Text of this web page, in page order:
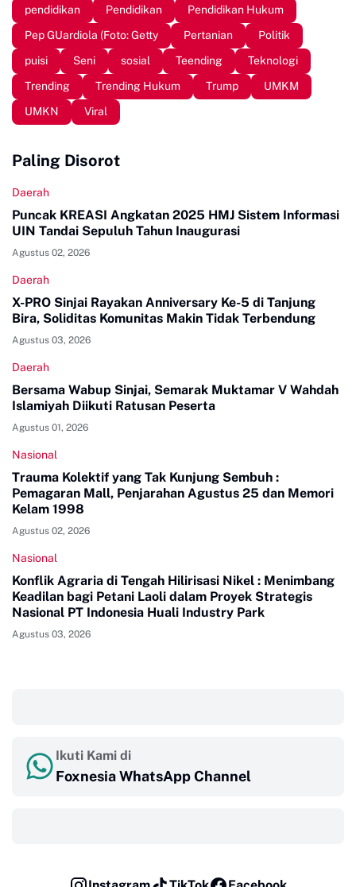
pendidikan
Pendidikan
Pendidikan Hukum
Pep GUardiola (Foto: Getty
Pertanian
Politik
puisi
Seni sosial Teending
Teknologi
Trending
Trending Hukum Trump
UMKM
UMKN
Viral
Paling Disorot
Daerah
Puncak KREASI Angkatan 2025 HMJ Sistem Informasi
UIN Tandai Sepuluh Tahun Inaugurasi
Agustus 02, 2026
Daerah
X-PRO Sinjai Rayakan Anniversary Ke-5 di Tanjung
Bira, Soliditas Komunitas Makin Tidak Terbendung
Agustus 03, 2026
Daerah
Bersama Wabup Sinjai, Semarak Muktamar V Wahdah
Islamiyah Diikuti Ratusan Peserta
Agustus 01, 2026
Nasional
Trauma Kolektif yang Tak Kunjung Sembuh :
Pemagaran Mall, Penjarahan Agustus 25 dan Memori
Kelam 1998
Agustus 02, 2026
Nasional
Konflik Agraria di Tengah Hilirisasi Nikel : Menimbang
Keadilan bagi Petani Laoli dalam Proyek Strategis
Nasional PT Indonesia Huali Industry Park
Agustus 03, 2026
Ikuti Kami di
Foxnesia WhatsApp Channel